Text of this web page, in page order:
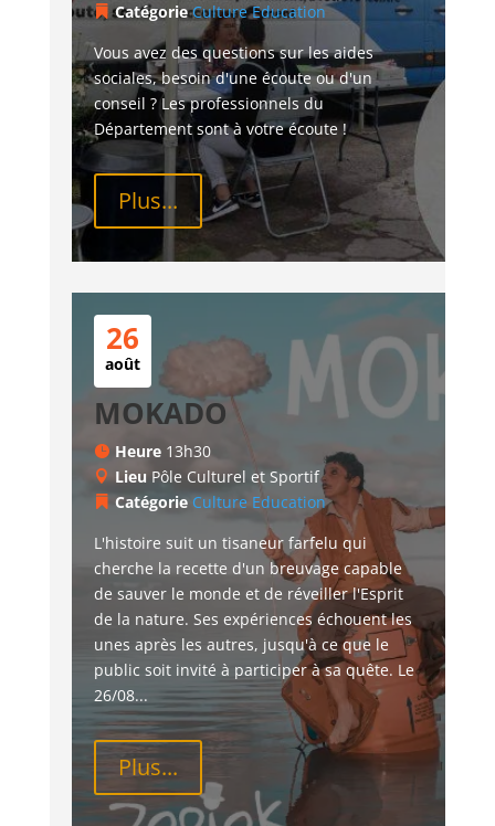
CatégorieCulture Education
Vous avez des questions sur les aides
sociales, besoin d'une écoute ou d'un
conseil ? Les professionnels du
Département sont à votre écoute !
Plus...
26
août
MOKADO
Heure 13h30
Lieu Pôle Culturel et Sportif
Catégorie Culture Education
L'histoire suit un tisaneur farfelu qui
cherche la recette d'un breuvage capable
de sauver le monde et de réveiller l'Esprit
de la nature. Ses expériences échouent les
unes après les autres, jusqu'à ce que le
public soit invité à participer à sa quête. Le
26/08...
Plus...